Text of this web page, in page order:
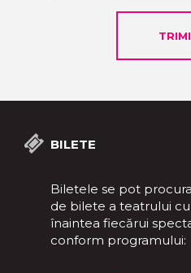
BILETE
Biletele se pot
de bilete a teatrului
înaintea fiecărui
conform programului: